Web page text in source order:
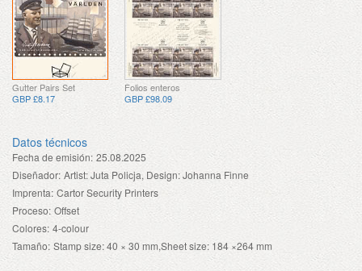
Gutter Pairs Set
GBP £8.17
Folios enteros
GBP £98.09
Datos técnicos
Fecha de emisión: 25.08.2025
Diseñador: Artist: Juta Policja, Design: Johanna Finne
Imprenta: Cartor Security Printers
Proceso: Offset
Colores: 4-colour
Tamaño: Stamp size: 40 × 30 mm,Sheet size: 184 ×264 mm